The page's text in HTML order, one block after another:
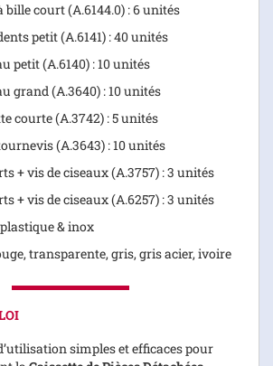
bille court (A.6144.0) : 6 unités
petit (A.6141) : 40 unités
petit (A.6140) : 10 unités
grand (A.3640) : 10 unités
courte (A.3742) : 5 unités
(A.3643) : 10 unités
+ vis de ciseaux (A.3757) : 3 unités
+ vis de ciseaux (A.6257) : 3 unités
& inox
transparente, gris, gris acier, ivoire
simples et efficaces pour